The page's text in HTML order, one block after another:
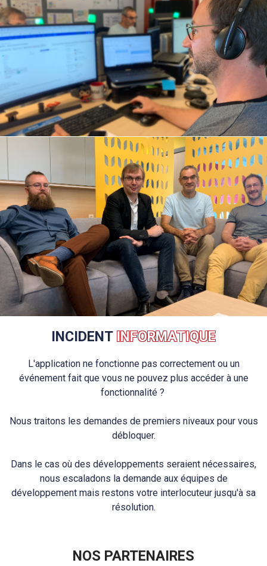
INCIDENT INFORMATIQUE
L'application ne fonctionne pas correctement ou un
événement fait que vous ne pouvez plus accéder à une
fonctionnalité ?
Nous traitons les demandes de premiers niveaux pour vous
débloquer.
Dans le cas où des développements seraient nécessaires,
nous escaladons la demande aux équipes de
développement mais restons votre interlocuteur jusqu'à sa
résolution.
NOS PARTENAIRES